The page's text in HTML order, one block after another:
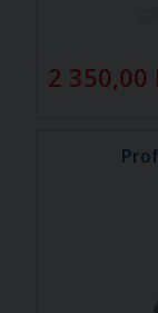
2 350,00